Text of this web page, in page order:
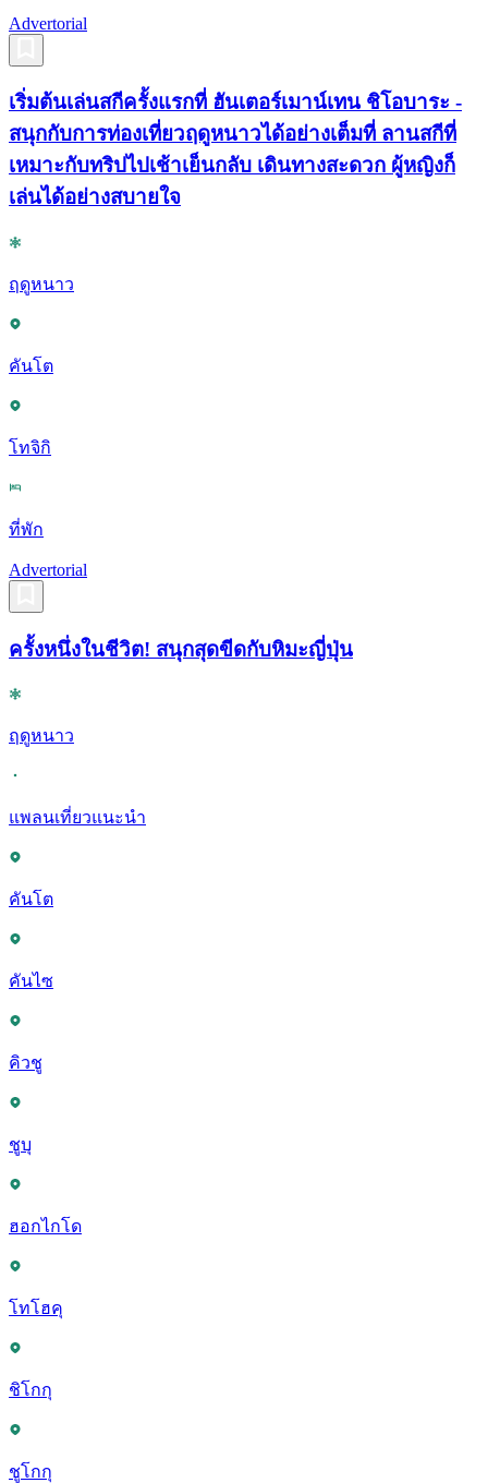
Advertorial
เริ่มต้นเล่นสกีครั้งแรกที่ ฮันเตอร์เมาน์เทน ชิโอบาระ -
สนุกกับการท่องเที่ยวฤดูหนาวได้อย่างเต็มที่ ลานสกีที่
เหมาะกับทริปไปเช้าเย็นกลับ เดินทางสะดวก ผู้หญิงก็
เล่นได้อย่างสบายใจ
ฤดูหนาว
คันโต
โทจิกิ
ที่พัก
Advertorial
ครั้งหนึ่งในชีวิต! สนุกสุดขีดกับหิมะญี่ปุ่น
ฤดูหนาว
แพลนเที่ยวแนะนำ
คันโต
คันไซ
คิวชู
ชูบุ
ฮอกไกโด
โทโฮคุ
ชิโกกุ
ชูโกกุ